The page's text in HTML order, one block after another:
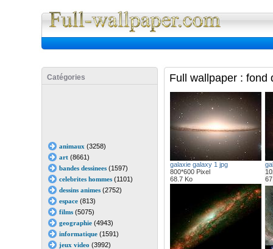
Catégories
animaux (3258)
art(8661)
bandes dessinees(1597)
celebrites hommes(1101)
dessins animes(2752)
espace(813)
films(5075)
geographie(4943)
informatique(1591)
jeux video (3992)
Full wallpaper : fond
galaxie galaxy 1 jpg
800*600 Pixel
68.7 Ko